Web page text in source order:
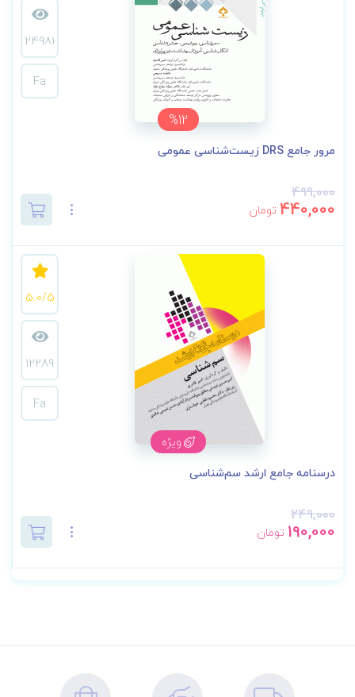
%12
24981
Fa
مرور جامع DRS زیست‌شناسی عمومی
499,000
440,000 تومان
ویژه
5.0/5
12289
Fa
درسنامه جامع ارشد سم‌شناسی
249,000
190,000 تومان